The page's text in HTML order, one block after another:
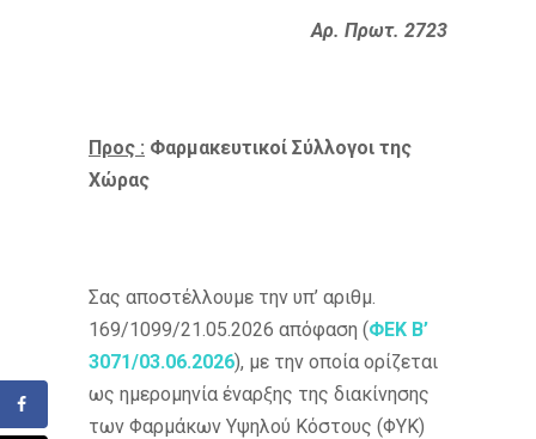
Αρ. Πρωτ. 2723
Προς : Φαρμακευτικοί Σύλλογοι της
Χώρας
Σας αποστέλλουμε την υπ’ αριθμ.
169/1099/21.05.2026 απόφαση (ΦΕΚ Β’
3071/03.06.2026), με την οποία ορίζεται
ως ημερομηνία έναρξης της διακίνησης
των Φαρμάκων Υψηλού Κόστους (ΦΥΚ)